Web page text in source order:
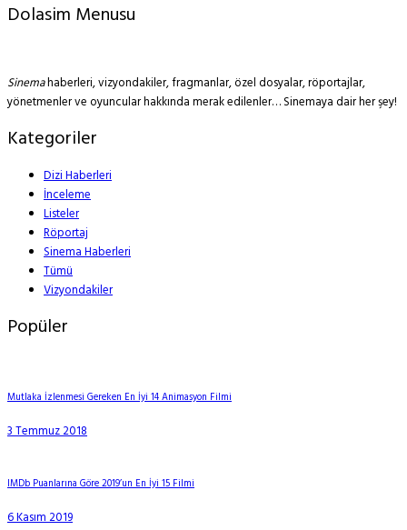
Dolasim Menusu
Sinemahaberleri, vizyondakiler, fragmanlar, özel dosyalar, röportajlar,
yönetmenler ve oyuncular hakkında merak edilenler… Sinemaya dair her şey!
Kategoriler
Dizi Haberleri
İnceleme
Listeler
Röportaj
Sinema Haberleri
Tümü
Vizyondakiler
Popüler
Mutlaka İzlenmesi Gereken En İyi 14 Animasyon Filmi
3 Temmuz 2018
IMDb Puanlarına Göre 2019’un En İyi 15 Filmi
6 Kasım 2019